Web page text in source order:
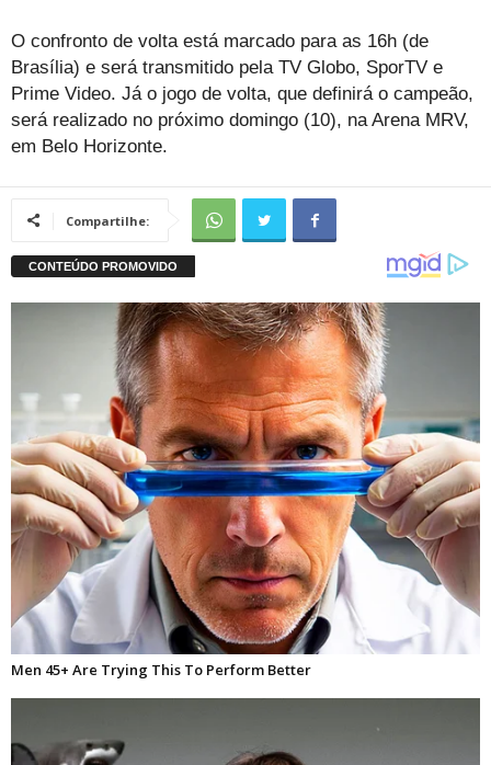
O confronto de volta está marcado para as 16h (de
Brasília) e será transmitido pela TV Globo, SporTV e
Prime Video. Já o jogo de volta, que definirá o campeão,
será realizado no próximo domingo (10), na Arena MRV,
em Belo Horizonte.
Compartilhe: